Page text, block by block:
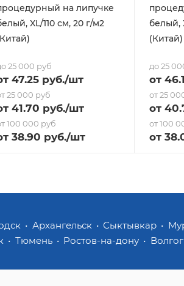
на липучке
XL/110 см, 20 г/м2
25 000 руб
47.25руб./шт
25 000 руб
41.70 руб./шт
100 000 руб
38.90 руб./шт
белый,
(Китай)
до 25
от
от 25
от
от 100
от 38
Архангельск Сыктывкар
Тюмень Ростов-на-дону